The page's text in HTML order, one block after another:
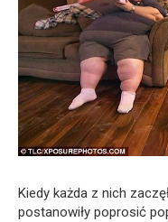
Kiedy każda z nich
postanowiły poprosić